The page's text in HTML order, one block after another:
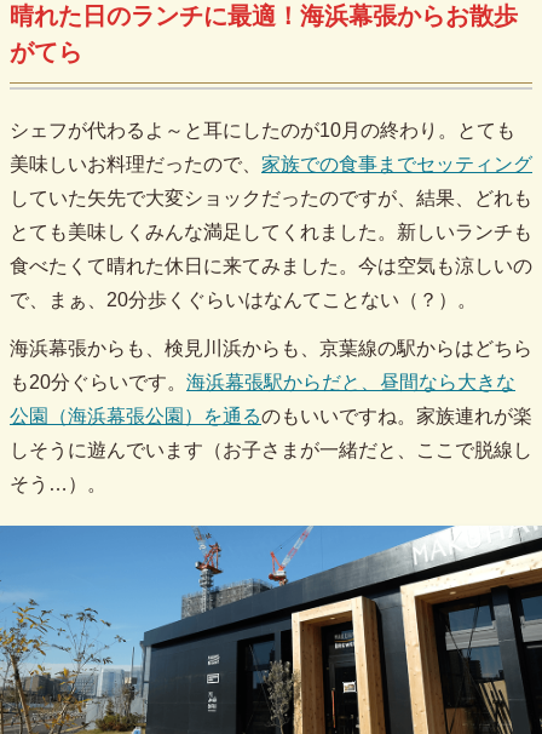
晴れた日のランチに最適！海浜幕張からお散歩
がてら
シェフが代わるよ～と耳にしたのが10月の終わり。とても
美味しいお料理だったので、 家族での食事までセッティング
していた矢先で大変ショックだったのですが、結果、どれも
とても美味しくみんな満足してくれました。新しいランチも
食べたくて晴れた休日に来てみました。今は空気も涼しいの
で、まぁ、20分歩くぐらいはなんてことない（？）。
海浜幕張からも、検見川浜からも、京葉線の駅からはどちら
も20分ぐらいです。 海浜幕張駅からだと、昼間なら大きな
公園（海浜幕張公園）を通るのもいいですね。家族連れが楽
しそうに遊んでいます（お子さまが一緒だと、ここで脱線し
そう…）。